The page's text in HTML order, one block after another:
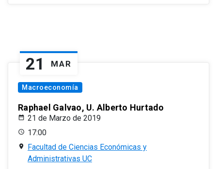
21 MAR
Macroeconomía
Raphael Galvao, U. Alberto Hurtado
21 de Marzo de 2019
17:00
Facultad de Ciencias Económicas y
Administrativas UC